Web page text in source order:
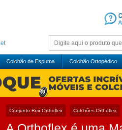
Colchão de Espuma Colchão Ortopédico
Conjunto Box Orthoflex Colchões Orthoflex